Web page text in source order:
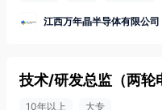
江西万年晶半导体有限公司
技术/研发总监（两轮
10年以上 大专